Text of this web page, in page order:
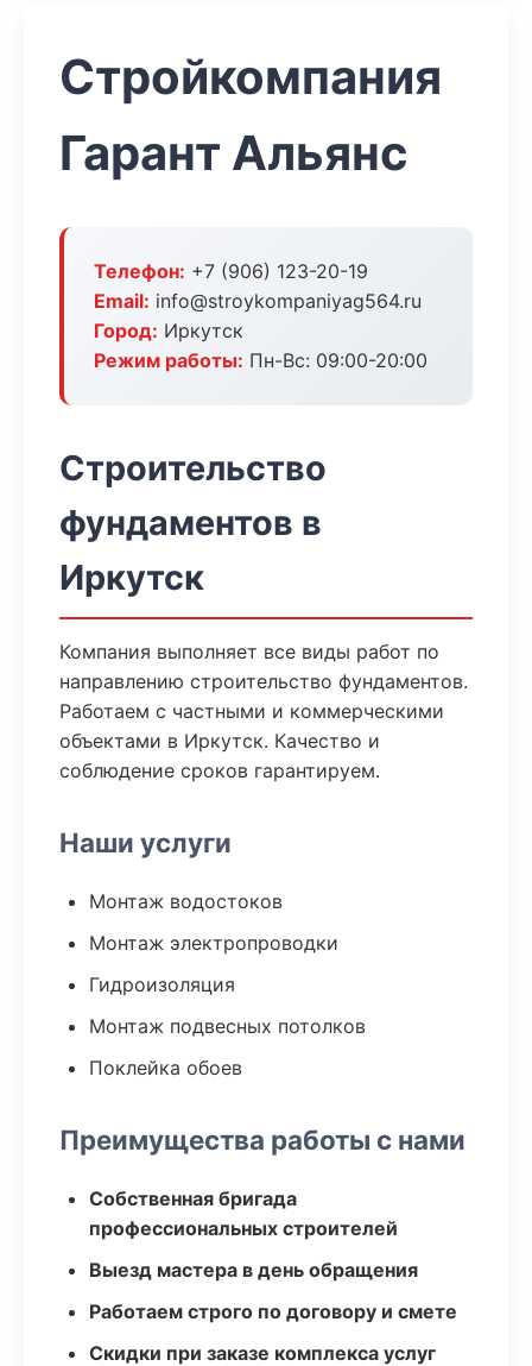
Стройкомпания
Гарант Альянс
Телефон: +7 (906) 123-20-19
Email: info@stroykompaniyag564.ru
Город: Иркутск
Режим работы: Пн-Вс: 09:00-20:00
Строительство
фундаментов в
Иркутск
Компания выполняет все виды работ по
направлению строительство фундаментов.
Работаем с частными и коммерческими
объектами в Иркутск. Качество и
соблюдение сроков гарантируем.
Наши услуги
Монтаж водостоков
Монтаж электропроводки
Гидроизоляция
Монтаж подвесных потолков
Поклейка обоев
Преимущества работы с нами
Собственная бригада
профессиональных строителей
Выезд мастера в день обращения
Работаем строго по договору и смете
Скидки при заказе комплекса услуг